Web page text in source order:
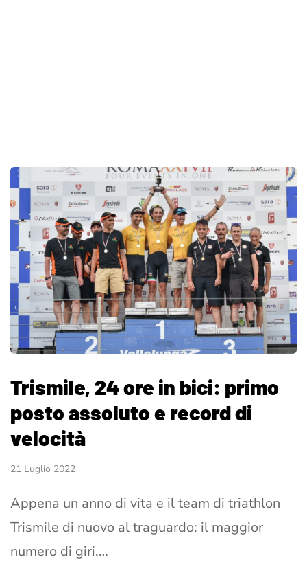
Trismile, 24 ore in bici: primo
posto assoluto e record di
velocità
21 Luglio 2022
Appena un anno di vita e il team di triathlon
Trismile di nuovo al traguardo: il maggior
numero di giri,…